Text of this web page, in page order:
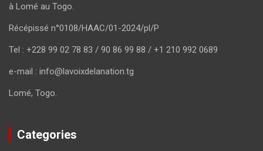
à Lomé au Togo.
Récépissé n°0108/HAAC/01-2024/pl/P
Tel : +228 99 02 78 83 / 90 86 99 88 / +1 210 992 0689
e-mail : info@lavoixdelanation.tg
Lomé, Togo.
Categories